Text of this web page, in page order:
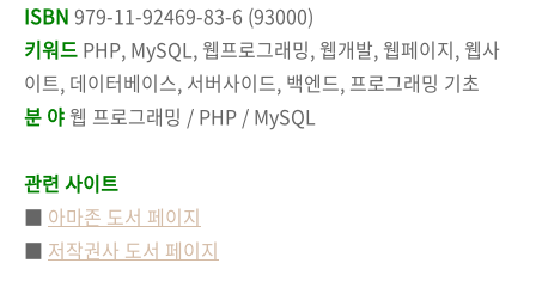
ISBN 979-11-92469-83-6 (93000)
키워드 PHP, MySQL, 웹프로그래밍, 웹개발, 웹페이지, 웹사
이트, 데이터베이스, 서버사이드, 백엔드, 프로그래밍 기초
분 야 웹 프로그래밍 / PHP / MySQL
관련 사이트
■ 아마존 도서 페이지
■ 저작권사 도서 페이지